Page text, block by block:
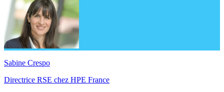
Sabine Crespo
Directrice RSE chez HPE France